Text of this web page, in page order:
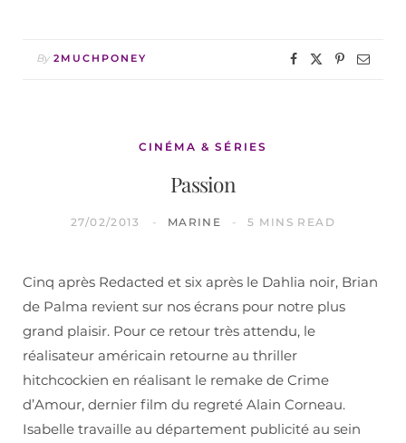
By 2MUCHPONEY
CINÉMA & SÉRIES
Passion
27/02/2013 MARINE 5 MINS READ
Cinq après Redacted et six après le Dahlia noir, Brian
de Palma revient sur nos écrans pour notre plus
grand plaisir. Pour ce retour très attendu, le
réalisateur américain retourne au thriller
hitchcockien en réalisant le remake de Crime
d’Amour, dernier film du regreté Alain Corneau.
Isabelle travaille au département publicité au sein